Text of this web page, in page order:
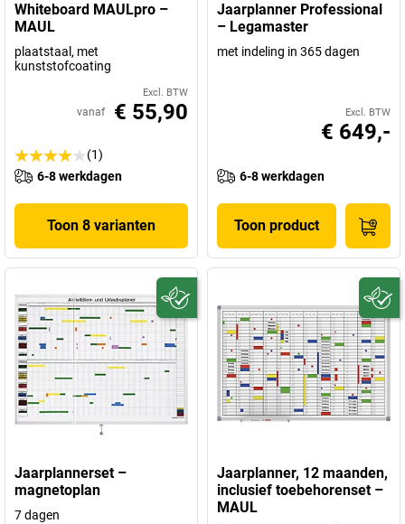
Whiteboard MAULpro –
MAUL
plaatstaal, met
kunststofcoating
Excl. BTW
vanaf € 55,90
(1)
6-8 werkdagen
Toon 8 varianten
Jaarplanner Professional
– Legamaster
met indeling in 365 dagen
Excl. BTW
€ 649,-
6-8 werkdagen
Toon product
Jaarplannerset –
magnetoplan
7 dagen
Jaarplanner, 12 maanden,
inclusief toebehorenset –
MAUL